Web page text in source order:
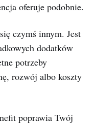
oferuje podobnie.
czymś innym. Jest
dodatków
potrzeby
rozwój albo koszty
poprawia Twój